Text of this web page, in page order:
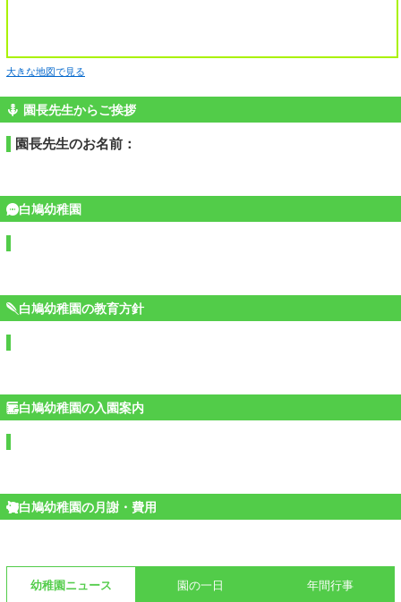
大きな地図で見る
園長先生からご挨拶
園長先生のお名前：
白鳩幼稚園
白鳩幼稚園の教育方針
白鳩幼稚園の入園案内
白鳩幼稚園の月謝・費用
幼稚園ニュース 園の一日 年間行事